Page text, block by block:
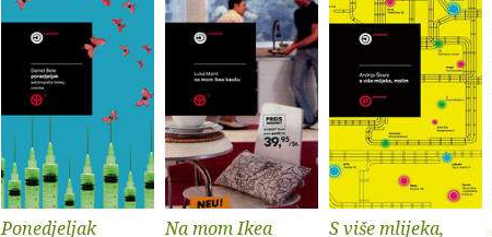
Ponedjeljak
Na mom Ikea
S više mlijeka,